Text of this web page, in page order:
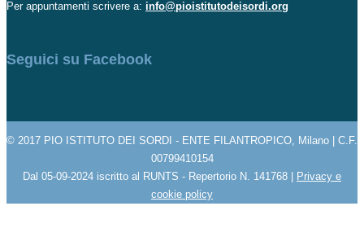
Per appuntamenti scrivere a: info@pioistitutodeisordi.org
Seguici su Facebook
© 2017 PIO ISTITUTO DEI SORDI - ENTE FILANTROPICO, Milano | C.F.
00799410154
Dal 05-09-2024 iscritto al RUNTS - Repertorio N. 141768 | Privacy e
cookie policy